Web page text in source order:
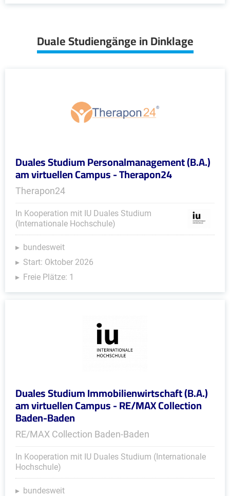
Duale Studiengänge in Dinklage
Duales Studium Personalmanagement (B.A.)
am virtuellen Campus - Therapon24
Therapon24
In Kooperation mit IU Duales Studium
(Internationale Hochschule)
bundesweit
Start: Oktober 2026
Freie Plätze: 1
Duales Studium Immobilienwirtschaft (B.A.)
am virtuellen Campus - RE/MAX Collection
Baden-Baden
RE/MAX Collection Baden-Baden
In Kooperation mit IU Duales Studium (Internationale
Hochschule)
bundesweit